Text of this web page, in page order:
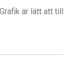
är lätt att till